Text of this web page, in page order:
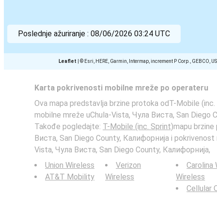
Leaflet © Esri, HERE, Garmin, Intermap, increment P Corp., GEBCO,
Poslednje ažuriranje : 08/06/2026 03:24 UTC
Karta pokrivenosti mobilne mreže po operateru
Ova mapa predstavlja brzine protoka odT-Mobile (inc.
mobilne mreže uChula-Vista, Чула Виста, San Diego
Takođe pogledajte: T-Mobile (inc. Sprint)mapu brzine
Виста, San Diego County, Калифорнија i
Vista, Чула Виста, San Diego County, Калифорнија,
Union Wireless
AT&T Mobility
Verizon
Wireless
Carolina
Wireless
Cellular